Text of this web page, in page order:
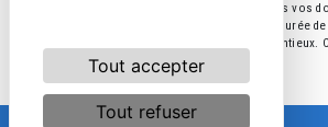
Tout accepter
Tout refuser
pourra vous être demandé. Nous conservons vos
période de prise de contact puis pendant la durée
aux fins probatoires et de gestion des
pour plus d’informations sur vos droits.